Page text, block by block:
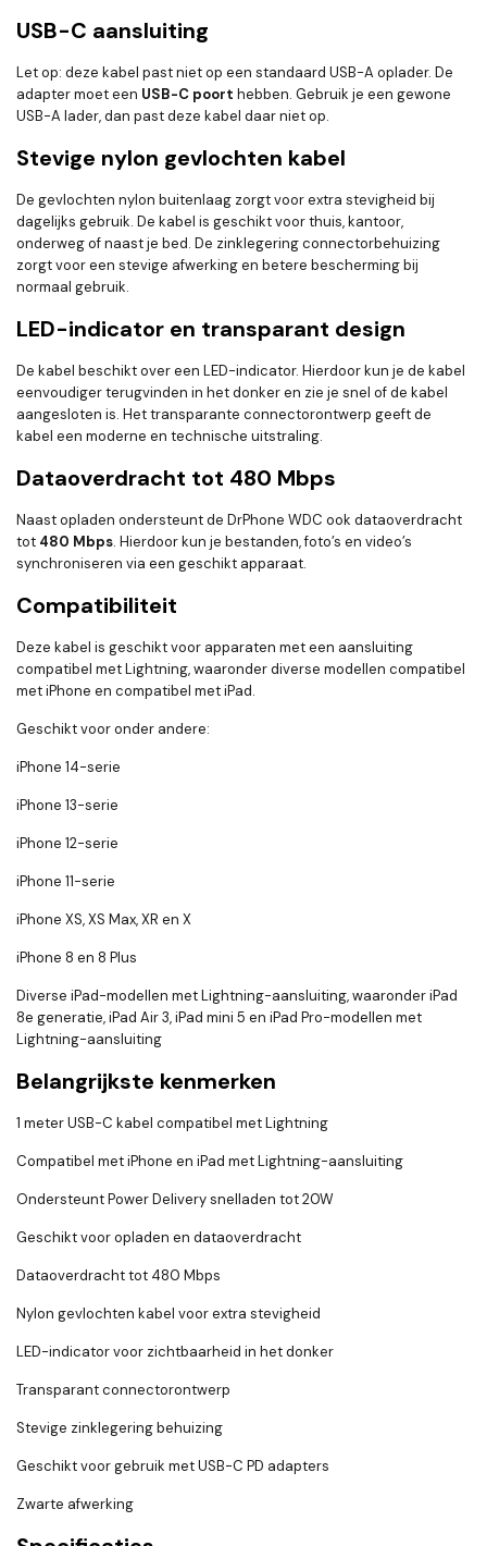
USB-C aansluiting
Let op: deze kabel past niet op een standaard USB-A oplader. De
adapter moet een USB-C poort hebben. Gebruik je een gewone
USB-A lader, dan past deze kabel daar niet op.
Stevige nylon gevlochten kabel
De gevlochten nylon buitenlaag zorgt voor extra stevigheid bij
dagelijks gebruik. De kabel is geschikt voor thuis, kantoor,
onderweg of naast je bed. De zinklegering connectorbehuizing
zorgt voor een stevige afwerking en betere bescherming bij
normaal gebruik.
LED-indicator en transparant design
De kabel beschikt over een LED-indicator. Hierdoor kun je de kabel
eenvoudiger terugvinden in het donker en zie je snel of de kabel
aangesloten is. Het transparante connectorontwerp geeft de
kabel een moderne en technische uitstraling.
Dataoverdracht tot 480 Mbps
Naast opladen ondersteunt de DrPhone WDC ook dataoverdracht
tot 480 Mbps. Hierdoor kun je bestanden, foto’s en video’s
synchroniseren via een geschikt apparaat.
Compatibiliteit
Deze kabel is geschikt voor apparaten met een aansluiting
compatibel met Lightning, waaronder diverse modellen compatibel
met iPhone en compatibel met iPad.
Geschikt voor onder andere:
iPhone 14-serie
iPhone 13-serie
iPhone 12-serie
iPhone 11-serie
iPhone XS, XS Max, XR en X
iPhone 8 en 8 Plus
Diverse iPad-modellen met Lightning-aansluiting, waaronder iPad
8e generatie, iPad Air 3, iPad mini 5 en iPad Pro-modellen met
Lightning-aansluiting
Belangrijkste kenmerken
1 meter USB-C kabel compatibel met Lightning
Compatibel met iPhone en iPad met Lightning-aansluiting
Ondersteunt Power Delivery snelladen tot 20W
Geschikt voor opladen en dataoverdracht
Dataoverdracht tot 480 Mbps
Nylon gevlochten kabel voor extra stevigheid
LED-indicator voor zichtbaarheid in het donker
Transparant connectorontwerp
Stevige zinklegering behuizing
Geschikt voor gebruik met USB-C PD adapters
Zwarte afwerking